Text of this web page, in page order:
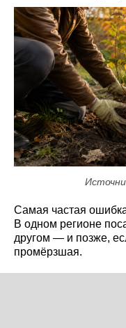
Самая частая
В одном регионе
другом — и позже,
промёрзшая.